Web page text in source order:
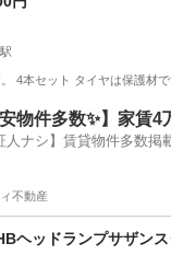
4本セット タイヤは保護材
訪駅 タイヤ、ホイール
安物件多数✨】家賃
人ナシ】賃貸物件多数掲
不動産
ヘッドランプサザン